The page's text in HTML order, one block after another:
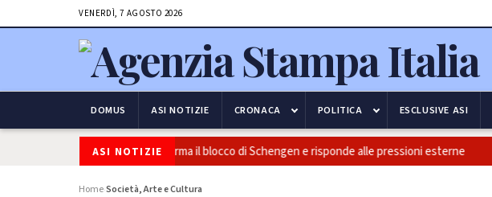
VENERDÌ, 7 AGOSTO 2026
DOMUS ASI NOTIZIE CRONACA POLITICA ESCLUSIVE ASI
ASI NOTIZIE
e frontiere: l’Italia conferma il blocco di Schengen e risponde alle pressioni esterne
HomeSocietà, Arte e Cultura